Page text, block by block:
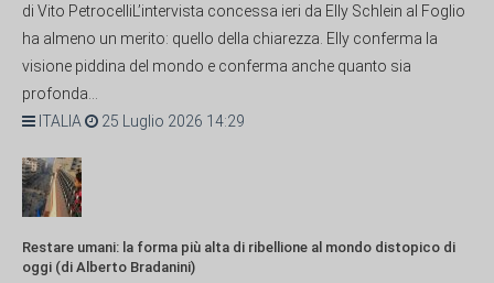
di Vito PetrocelliL’intervista concessa ieri da Elly Schlein al Foglio
ha almeno un merito: quello della chiarezza. Elly conferma la
visione piddina del mondo e conferma anche quanto sia
profonda...
ITALIA
25 Luglio 2026 14:29
Restare umani: la forma più alta di ribellione al mondo distopico di
oggi (di Alberto Bradanini)